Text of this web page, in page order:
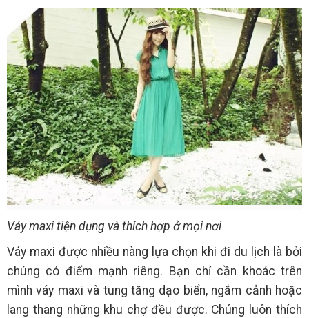
Váy maxi tiện dụng và thích hợp ở mọi nơi
Váy maxi được nhiều nàng lựa chọn khi đi du lịch là bởi
chúng có điểm mạnh riêng. Bạn chỉ cần khoác trên
mình váy maxi và tung tăng dạo biển, ngắm cảnh hoặc
lang thang những khu chợ đều được. Chúng luôn thích